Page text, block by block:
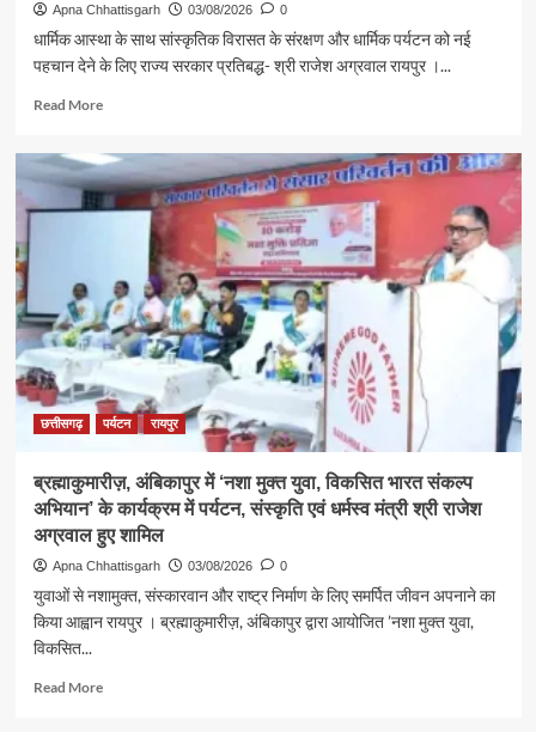
Apna Chhattisgarh 03/08/2026 0
धार्मिक आस्था के साथ सांस्कृतिक विरासत के संरक्षण और धार्मिक पर्यटन को नई
पहचान देने के लिए राज्य सरकार प्रतिबद्ध- श्री राजेश अग्रवाल रायपुर ।...
Read MoreRead
श्रावण
के
प्रथम
कैबिनेट
मंत्री
श्री
राजेश
अग्रवाल
ने
लखनपुर
में
विधि-
विधान
जलाभिषेक,
प्रदेशवासियों
शांति,
छत्तीसगढ़ पर्यटन रायपुर
ब्रह्माकुमारीज़, अंबिकापुर में ‘नशा मुक्त युवा, विकसित भारत संकल्प
अभियान’ के कार्यक्रम में पर्यटन, संस्कृति एवं धर्मस्व मंत्री श्री राजेश
अग्रवाल हुए शामिल
Apna Chhattisgarh 03/08/2026 0
युवाओं से नशामुक्त, संस्कारवान और राष्ट्र निर्माण के लिए समर्पित जीवन अपनाने का
किया आह्वान रायपुर । ब्रह्माकुमारीज़, अंबिकापुर द्वारा आयोजित ’नशा मुक्त युवा,
विकसित...
Read MoreRead